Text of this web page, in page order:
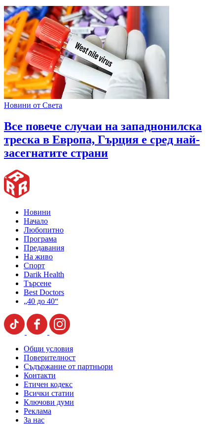
Новини от Света
Все повече случаи на западнонилска
треска в Европа, Гърция е сред най-
засегнатите страни
Новини
Начало
Любопитно
Програма
Предавания
На живо
Спорт
Darik Health
Търсене
Best Doctors
„40 до 40“
Общи условия
Поверителност
Съдържание от партньори
Контакти
Етичен кодекс
Всички статии
Ключови думи
Реклама
За нас